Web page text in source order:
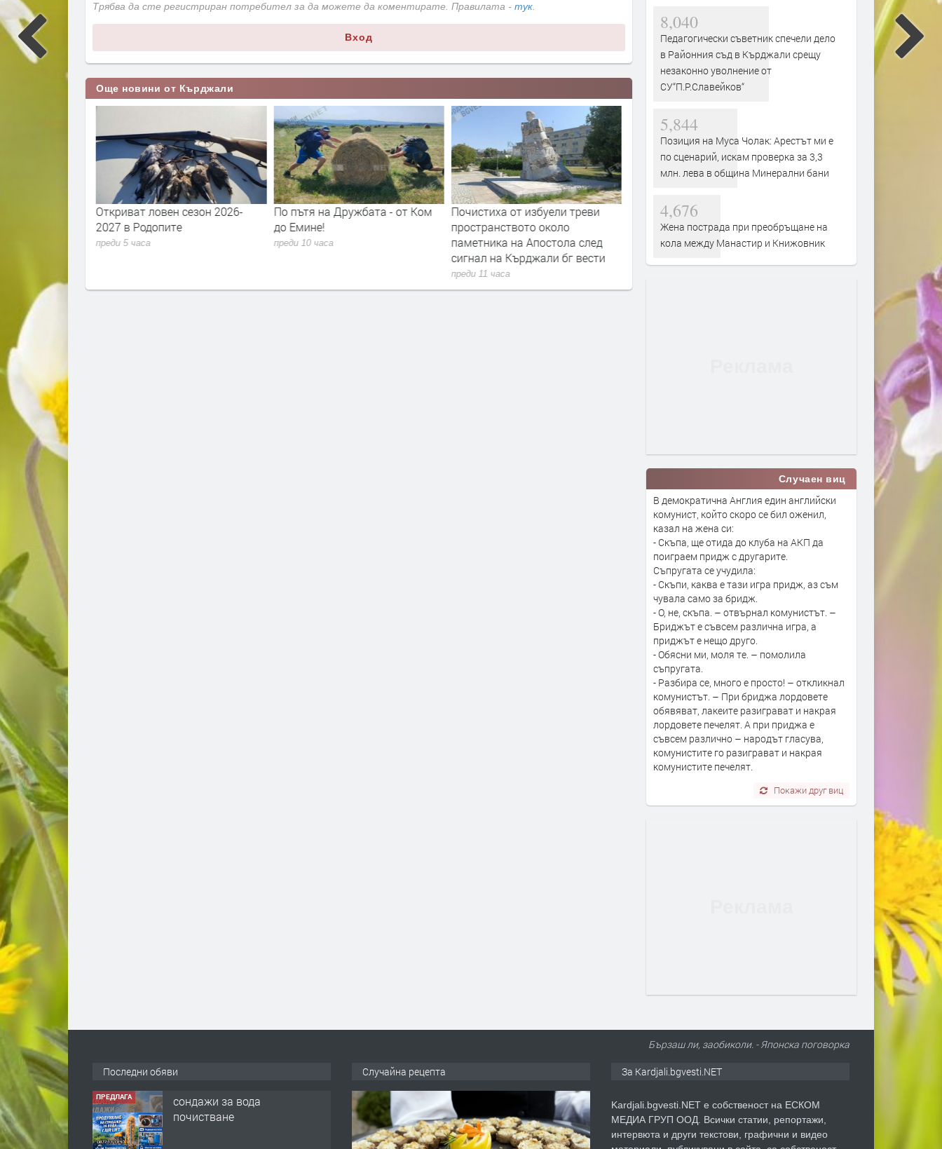
Трябва да сте регистриран потребител за да можете да коментирате. Правилата - тук.
Вход
Още новини от Кърджали
Откриват ловен сезон 2026-
2027 в Родопите
преди 5 часа
По пътя на Дружбата - от Ком
до Емине!
преди 10 часа
Почистиха от избуели треви
пространството около
паметника на Апостола след
сигнал на Кърджали бг вести
преди 11 часа
Входът в басейните в
Кърджалийско скочи двойно с
въвеждане на еврото,на места
памет на Елмалъ баба
преди 11 часа
8,040
Педагогически съветник спечели дело
в Районния съд в Кърджали срещу
незаконно уволнение от
СУ“П.Р.Славейков“
5,844
Позиция на Муса Чолак: Арестът ми е
по сценарий, искам проверка за 3,3
млн. лева в община Минерални бани
4,676
Жена пострада при преобръщане на
кола между Манастир и Книжовник
Случаен виц
В демократична Англия един английски
комунист, който скоро се бил оженил,
казал на жена си:
- Скъпа, ще отида до клуба на АКП да
поиграем придж с другарите.
Съпругата се учудила:
- Скъпи, каква е тази игра придж, аз съм
чувала само за бридж.
- О, не, скъпа. – отвърнал комунистът. –
Бриджът е съвсем различна игра, а
приджът е нещо друго.
- Обясни ми, моля те. – помолила
съпругата.
- Разбира се, много е просто! – откликнал
комунистът. – При бриджа лордовете
обявяват, лакеите разиграват и накрая
лордовете печелят. А при приджа е
съвсем различно – народът гласува,
комунистите го разиграват и накрая
комунистите печелят.
Покажи друг виц
Бързаш ли, заобиколи. - Японска поговорка
Последни обяви
ПРЕДЛАГА
сондажи за вода
почистване
Случайна рецепта За Kardjali.bgvesti.NET
Kardjali.bgvesti.NET е собственост на ЕСКОМ
МЕДИА ГРУП ООД. Всички статии, репортажи,
интервюта и други текстови, графични и видео